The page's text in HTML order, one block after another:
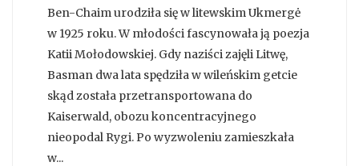
Ben-Chaim urodziła się w litewskim Ukmergė
w 1925 roku. W młodości fascynowała ją poezja
Katii Mołodowskiej. Gdy naziści zajęli Litwę,
Basman dwa lata spędziła w wileńskim getcie
skąd została przetransportowana do
Kaiserwald, obozu koncentracyjnego
nieopodal Rygi. Po wyzwoleniu zamieszkała
w...